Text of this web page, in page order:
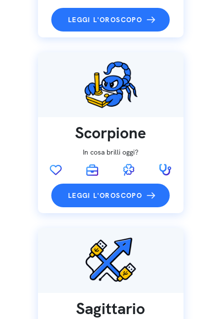
LEGGI L'OROSCOPO
Scorpione
In cosa brilli oggi?
LEGGI L'OROSCOPO
Sagittario